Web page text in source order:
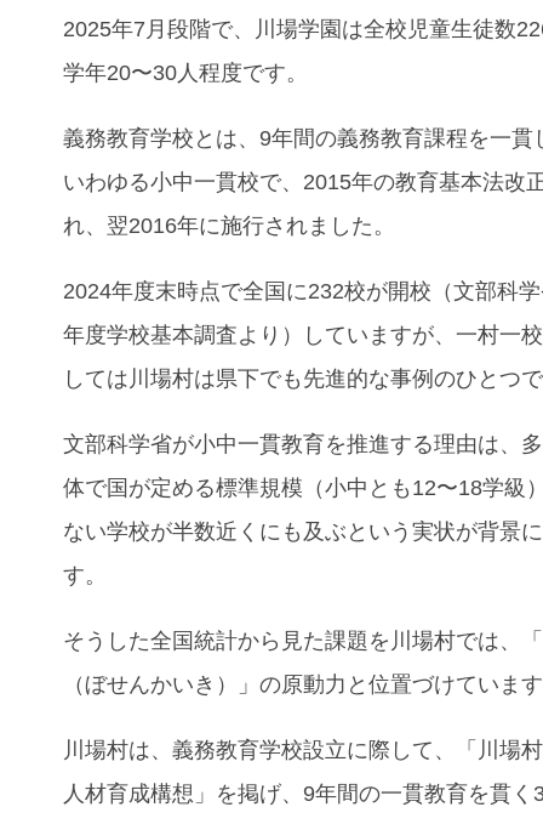
2025年7月段階で、川場学園は全校児童生徒数
学年20〜30人程度です。
義務教育学校とは、9年間の義務教育課程を一貫
いわゆる小中一貫校で、2015年の教育基本法改
れ、翌2016年に施行されました。
2024年度末時点で全国に232校が開校（文部科
年度学校基本調査より）していますが、一村一
しては川場村は県下でも先進的な事例のひとつ
文部科学省が小中一貫教育を推進する理由は、
体で国が定める標準規模（小中とも12〜18学級
ない学校が半数近くにも及ぶという実状が背景
す。
そうした全国統計から見た課題を川場村では、
（ぼせんかいき）」の原動力と位置づけていま
川場村は、義務教育学校設立に際して、「川場
人材育成構想」を掲げ、9年間の一貫教育を貫く